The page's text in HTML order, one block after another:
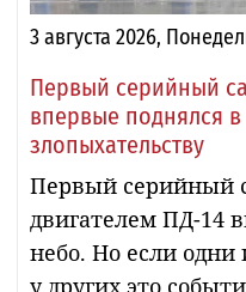
3 августа 2026,
Первый серийный
впервые поднялся
злопыхательству
Первый серийный
двигателем ПД-14
небо. Но если одни
у других это